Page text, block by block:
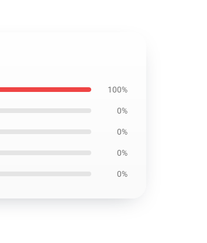
100%
0%
0%
0%
0%